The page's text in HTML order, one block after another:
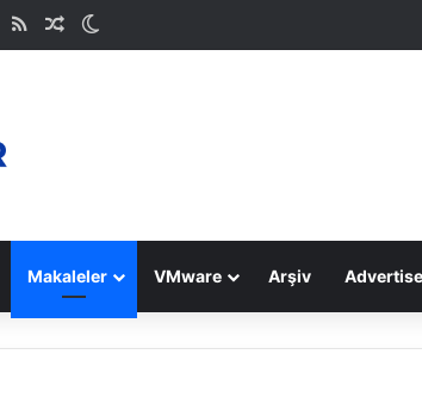
LinkedIn
RSS Rastgele Makale
Makaleler VMware Arşiv